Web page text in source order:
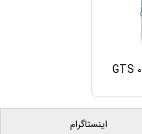
اینستاگرام